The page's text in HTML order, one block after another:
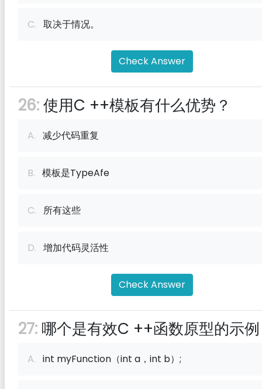
C. 取决于情况。
Check Answer
26:使用C ++模板有什么优势？
A. 减少代码重复
B. 模板是TypeAfe
C. 所有这些
D. 增加代码灵活性
Check Answer
27: 哪个是有效C ++函数原型的示
A. int myFunction（int a，int b）;